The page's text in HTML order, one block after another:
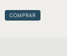
COMPRAR